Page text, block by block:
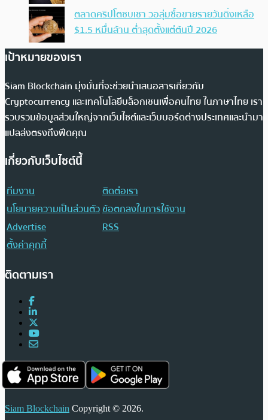
ตลาดคริปโตซบเซา วอลุ่มซื้อขายรายวันดิ่งเหลือ
$1.5 หมื่นล้าน ต่ำสุดตั้งแต่ต้นปี 2026
เป้าหมายของเรา
Siam Blockchain มุ่งมั่นที่จะช่วยนำเสนอสารเกี่ยวกับ
Cryptocurrency และเทคโนโลยีบล็อกเชนเพื่อคนไทย ในภาษาไทย เรา
รวบรวมข้อมูลส่วนใหญ่จากเว็บไซต์และเว็บบอร์ดต่างประเทศและนำมา
แปลส่งตรงถึงฟีดคุณ
เกี่ยวกับเว็บไซต์นี้
ทีมงาน
ติดต่อเรา
นโยบายความเป็นส่วนตัวข้อตกลงในการใช้งาน
Advertise
RSS
ตั้งค่าคุกกี้
ติดตามเรา
Siam Blockchain Copyright © 2026.